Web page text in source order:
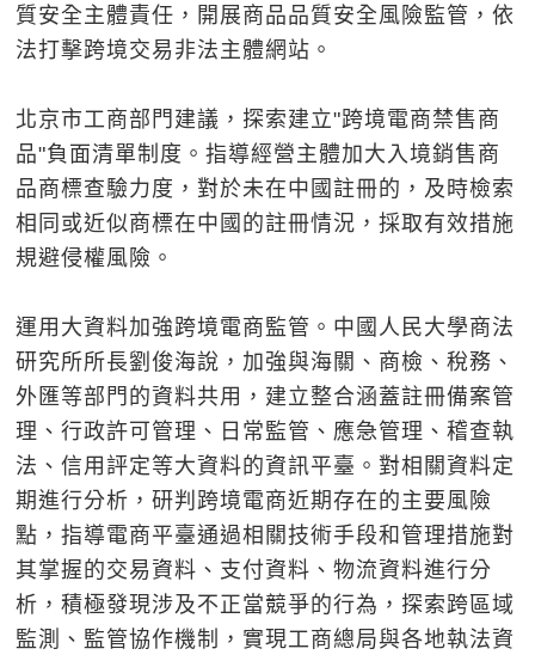
質安全主體責任，開展商品品質安全風險監管，依
法打擊跨境交易非法主體網站。
北京市工商部門建議，探索建立"跨境電商禁售商
品"負面清單制度。指導經營主體加大入境銷售商
品商標查驗力度，對於未在中國註冊的，及時檢索
相同或近似商標在中國的註冊情況，採取有效措施
規避侵權風險。
運用大資料加強跨境電商監管。中國人民大學商法
研究所所長劉俊海說，加強與海關、商檢、稅務、
外匯等部門的資料共用，建立整合涵蓋註冊備案管
理、行政許可管理、日常監管、應急管理、稽查執
法、信用評定等大資料的資訊平臺。對相關資料定
期進行分析，研判跨境電商近期存在的主要風險
點，指導電商平臺通過相關技術手段和管理措施對
其掌握的交易資料、支付資料、物流資料進行分
析，積極發現涉及不正當競爭的行為，探索跨區域
監測、監管協作機制，實現工商總局與各地執法資